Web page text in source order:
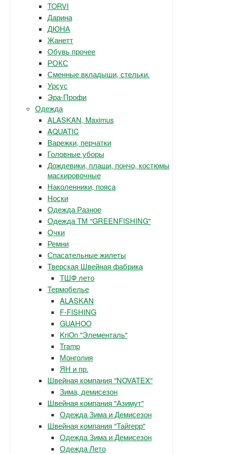
TORVI
Дарина
ДЮНА
Жанетт
Обувь прочее
РОКС
Сменные вкладыши, стельки.
Урсус
Эра-Профи
Одежда
ALASKAN, Maximus
AQUATIC
Варежки, перчатки
Головные уборы
Дождевики, плащи, пончо, костюмы
маскировочные
Наколенники, пояса
Носки
Одежда Разное
Одежда ТМ "GREENFISHING"
Очки
Ремни
Спасательные жилеты
Тверская Швейная фабрика
ТШФ лето
Термобелье
ALASKAN
F-FISHING
GUAHOO
KriOn "Элементаль"
Tramp
Монголия
ЯН и пр.
Швейная компания "NOVATEX"
Зима, демисезон
Швейная компания "Азимут"
Одежда Зима и Демисезон
Швейная компания "Тайгерр"
Одежда Зима и Демисезон
Одежда Лето